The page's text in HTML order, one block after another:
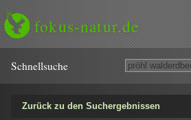
fokus-natur.de
Schnell­suche
Zurück zu den Suchergebnissen